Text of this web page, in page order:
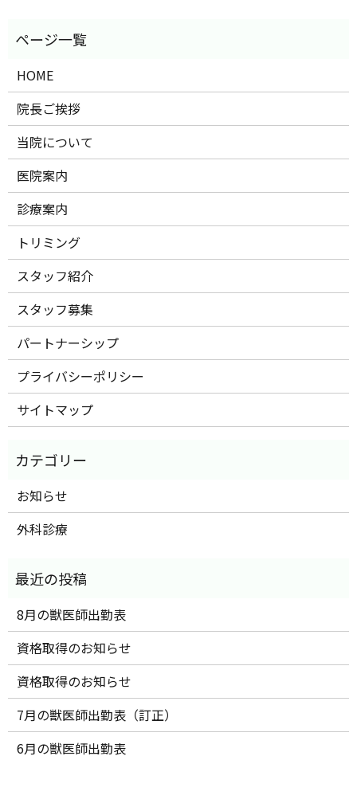
HOME
院長ご挨拶
当院について
医院案内
診療案内
トリミング
スタッフ紹介
スタッフ募集
パートナーシップ
プライバシーポリシー
サイトマップ
お知らせ
外科診療
8月の獣医師出勤表
資格取得のお知らせ
資格取得のお知らせ
7月の獣医師出勤表（訂正）
6月の獣医師出勤表